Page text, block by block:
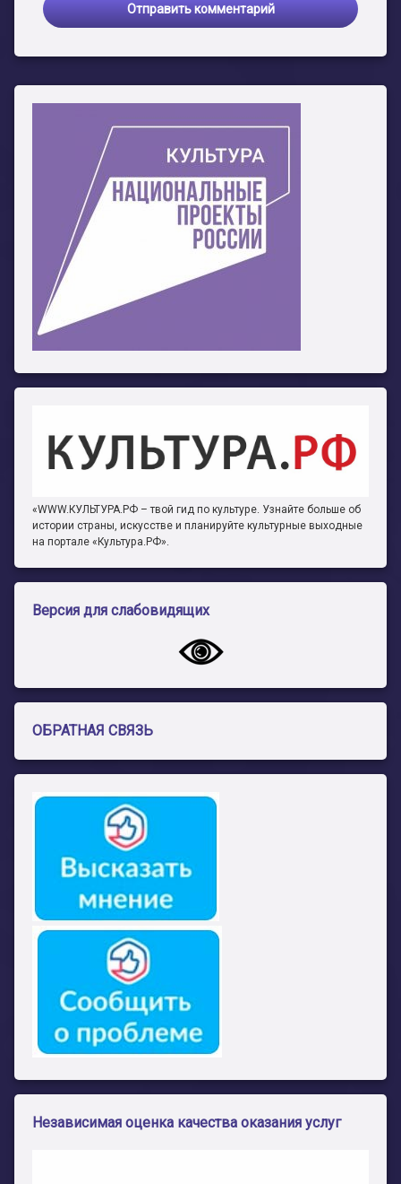
«WWW.КУЛЬТУРА.РФ – твой гид по культуре. Узнайте больше об
истории страны, искусстве и планируйте культурные выходные
на портале «Культура.РФ».
Версия для слабовидящих
ОБРАТНАЯ СВЯЗЬ
Независимая оценка качества оказания услуг